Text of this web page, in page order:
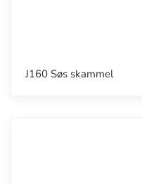
J160 Søs skammel